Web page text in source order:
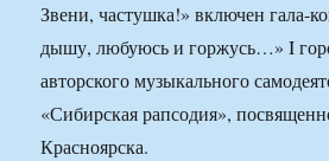
Звени, частушка!» включен гала-
дышу, любуюсь и горжусь…» I
авторского музыкального
«Сибирская рапсодия»,
Красноярска.